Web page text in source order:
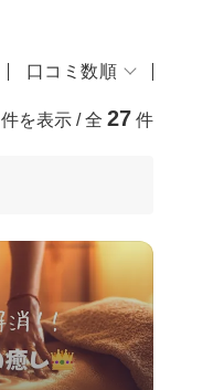
口コミ数順
件を表示 / 全 27 件